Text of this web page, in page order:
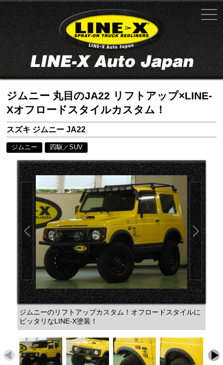
ジムニー 丸目のJA22 リフトアップ×LINE-
Xオフロードスタイルカスタム！
スズキ ジムニー JA22
ジムニー 四駆／SUV
ジムニーのリフトアップカスタム！オフロードスタイルに
ピッタリなLINE-X塗装！